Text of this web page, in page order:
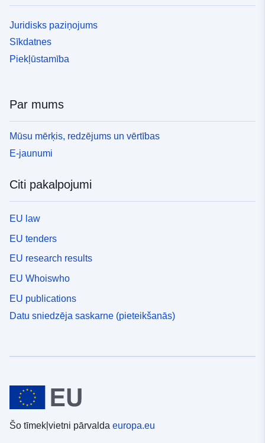
Juridisks paziņojums
Sīkdatnes
Piekļūstamība
Par mums
Mūsu mērķis, redzējums un vērtības
E-jaunumi
Citi pakalpojumi
EU law
EU tenders
EU research results
EU Whoiswho
EU publications
Datu sniedzēja saskarne (pieteikšanās)
Šo tīmekļvietni pārvalda europa.eu